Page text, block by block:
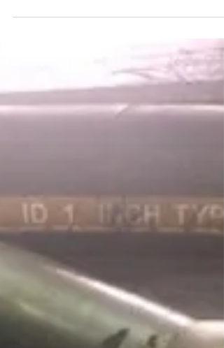
(UNI-KRIMP) เนื่องจากต้นทุนที่ถูกกว่า...